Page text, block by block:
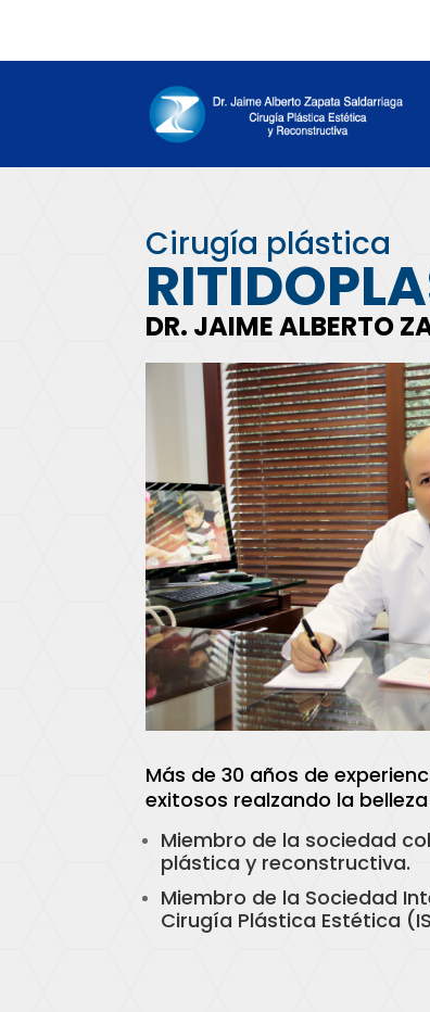
Cirugía plástica
DR. JAIME ALBERTO
Más de 30 años de
exitosos realzando la
Miembro de la sociedad
plástica y reconstructiva.
Miembro de la Sociedad
Cirugía Plástica Estética